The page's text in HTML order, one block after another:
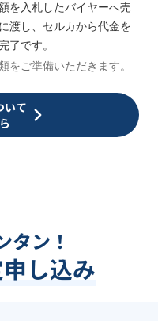
を入札したバイヤーへ売
渡し、セルカから代金を
了です。
をご準備いただきます。
いて
タン！
申し込み